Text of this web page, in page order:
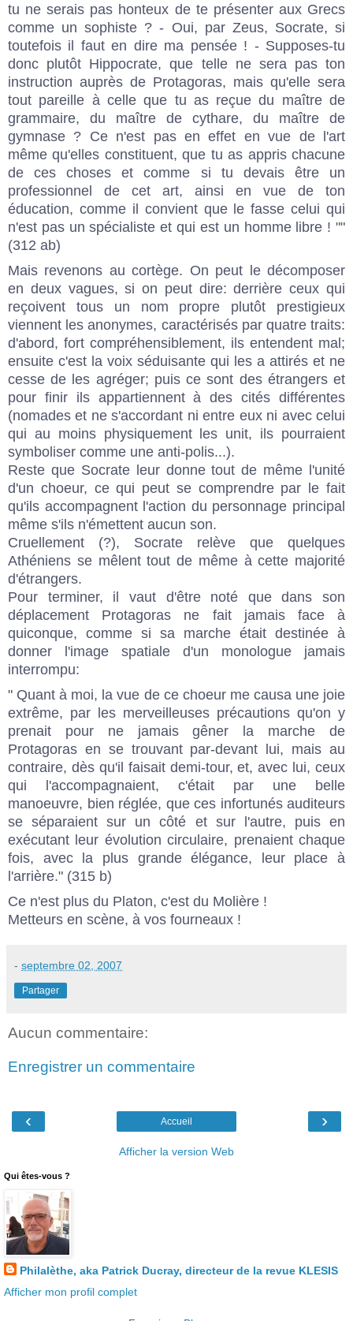
tu ne serais pas honteux de te présenter aux Grecs
comme un sophiste ? - Oui, par Zeus, Socrate, si
toutefois il faut en dire ma pensée ! - Supposes-tu
donc plutôt Hippocrate, que telle ne sera pas ton
instruction auprès de Protagoras, mais qu'elle sera
tout pareille à celle que tu as reçue du maître de
grammaire, du maître de cythare, du maître de
gymnase ? Ce n'est pas en effet en vue de l'art
même qu'elles constituent, que tu as appris chacune
de ces choses et comme si tu devais être un
professionnel de cet art, ainsi en vue de ton
éducation, comme il convient que le fasse celui qui
n'est pas un spécialiste et qui est un homme libre ! ""
(312 ab)
Mais revenons au cortège. On peut le décomposer
en deux vagues, si on peut dire: derrière ceux qui
reçoivent tous un nom propre plutôt prestigieux
viennent les anonymes, caractérisés par quatre traits:
d'abord, fort compréhensiblement, ils entendent mal;
ensuite c'est la voix séduisante qui les a attirés et ne
cesse de les agréger; puis ce sont des étrangers et
pour finir ils appartiennent à des cités différentes
(nomades et ne s'accordant ni entre eux ni avec celui
qui au moins physiquement les unit, ils pourraient
symboliser comme une anti-polis...).
Reste que Socrate leur donne tout de même l'unité
d'un choeur, ce qui peut se comprendre par le fait
qu'ils accompagnent l'action du personnage principal
même s'ils n'émettent aucun son.
Cruellement (?), Socrate relève que quelques
Athéniens se mêlent tout de même à cette majorité
d'étrangers.
Pour terminer, il vaut d'être noté que dans son
déplacement Protagoras ne fait jamais face à
quiconque, comme si sa marche était destinée à
donner l'image spatiale d'un monologue jamais
interrompu:
" Quant à moi, la vue de ce choeur me causa une joie
extrême, par les merveilleuses précautions qu'on y
prenait pour ne jamais gêner la marche de
Protagoras en se trouvant par-devant lui, mais au
contraire, dès qu'il faisait demi-tour, et, avec lui, ceux
qui l'accompagnaient, c'était par une belle
manoeuvre, bien réglée, que ces infortunés auditeurs
se séparaient sur un côté et sur l'autre, puis en
exécutant leur évolution circulaire, prenaient chaque
fois, avec la plus grande élégance, leur place à
l'arrière." (315 b)
Ce n'est plus du Platon, c'est du Molière !
Metteurs en scène, à vos fourneaux !
- septembre 02, 2007
Partager
Aucun commentaire:
Enregistrer un commentaire
‹ ›
Accueil
Afficher la version Web
Qui êtes-vous ?
Philalèthe, aka Patrick Ducray, directeur de la revue KLESIS
Afficher mon profil complet